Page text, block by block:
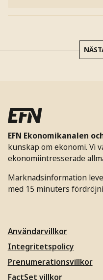
EFN Ekonomikanalen
kunskap om ekonomi. Vi
ekonomiintresserade
Marknadsinformation
med 15 minuters
Användarvillkor
Integritetspolicy
Prenumerationsvillkor
FactSet villkor